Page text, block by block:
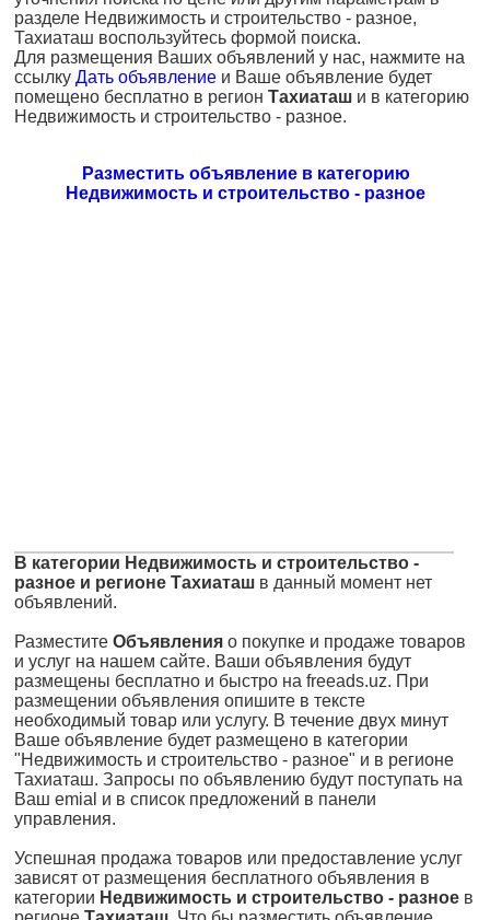
разделе Недвижимость и строительство - разное,
Тахиаташ воспользуйтесь формой поиска.
Для размещения Ваших объявлений у нас, нажмите на
ссылку Дать объявление и Ваше объявление будет
помещено бесплатно в регион Тахиаташ и в категорию
Недвижимость и строительство - разное.
Разместить объявление в категорию
Недвижимость и строительство - разное
В категории Недвижимость и строительство -
разное и регионе Тахиаташ в данный момент нет
объявлений.
Разместите Объявления о покупке и продаже товаров
и услуг на нашем сайте. Ваши объявления будут
размещены бесплатно и быстро на freeads.uz. При
размещении объявления опишите в тексте
необходимый товар или услугу. В течение двух минут
Ваше объявление будет размещено в категории
"Недвижимость и строительство - разное" и в регионе
Тахиаташ. Запросы по объявлению будут поступать на
Ваш emial и в список предложений в панели
управления.
Успешная продажа товаров или предоставление услуг
зависят от размещения бесплатного объявления в
категории Недвижимость и строительство - разное в